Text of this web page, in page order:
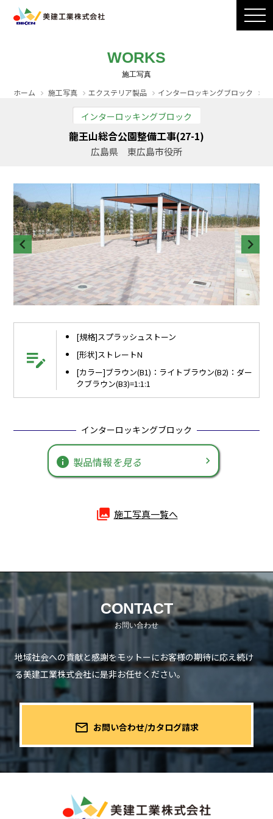
製品ラインナップ
CADダウンロード
WORKS
ホーム 施工写真 エクステリア製品 インターロッキングブロック
インターロッキングブロック
龍王山総合公園整備工事(27-1)
広島県 東広島市役所
edit_note
[規格]スプラッシュストーン
[形状]ストレートN
[カラー]ブラウン(B1)：ライトブラウン(B2)：ダー
クブラウン(B3)=1:1:1
インターロッキングブロック
info 製品情報を見る
photo_library 施工写真一覧へ
CONTACT
地域社会への貢献と感謝をモットーにお客様の期待に応え続け
る美建工業株式会社に是非お任せください。
mail_outline お問い合わせ/カタログ請求